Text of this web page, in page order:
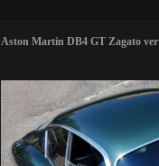
Aston Martin DB4 GT Zagato